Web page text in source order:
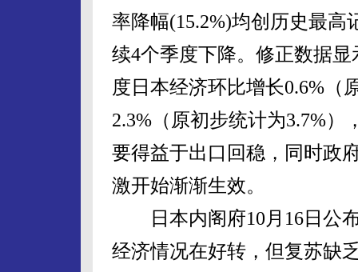
率降幅(15.2%)均创历史最
续4个季度下降。修正数据
度日本经济环比增长0.6%（
2.3%（原初步统计为3.7%
要得益于出口回稳，同时政
激开始渐渐生效。
日本内阁府10月16日公布
经济情况在好转，但复苏缺